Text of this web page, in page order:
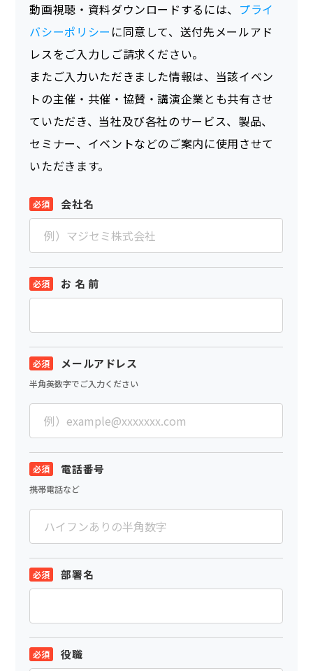
動画視聴・資料ダウンロードするには、 プライ
バシーポリシー に同意して、送付先メールアド
レスをご入力しご請求ください。
またご入力いただきました情報は、当該イベン
トの主催・共催・協賛・講演企業とも共有させ
ていただき、当社及び各社のサービス、製品、
セミナー、イベントなどのご案内に使用させて
いただきます。
会社名
お 名 前
メールアドレス
半角英数字でご入力ください
電話番号
携帯電話など
部署名
役職